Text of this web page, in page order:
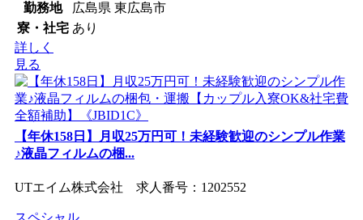
勤務地
広島県 東広島市
寮・社宅 あり
詳しく
見る
【年休158日】月収25万円可！未経験歓迎のシンプル作業
♪液晶フィルムの梱...
UTエイム株式会社 求人番号：1202552